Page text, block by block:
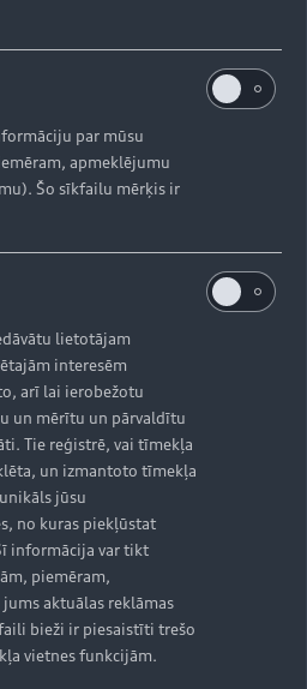
par mūsu
apmeklējumu
Šo sīkfailu mērķis ir
lietotājam
interesēm
arī lai ierobežotu
un mērītu un pārvaldītu
Tie reģistrē, vai tīmekļa
un izmantoto tīmekļa
jūsu
no kuras piekļūstat
informācija var tikt
piemēram,
aktuālas reklāmas
bieži ir piesaistīti trešo
vietnes funkcijām.